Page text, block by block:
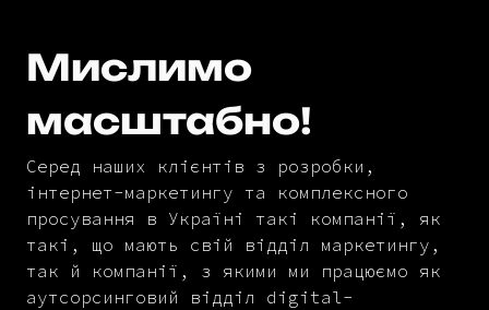
Мислимо
масштабно!
Серед наших клієнтів з розробки,
інтернет-маркетингу та комплексного
просування в Україні такі компанії, як
такі, що мають свій відділ маркетингу,
так й компанії, з якими ми працюємо як
аутсорсинговий відділ digital-